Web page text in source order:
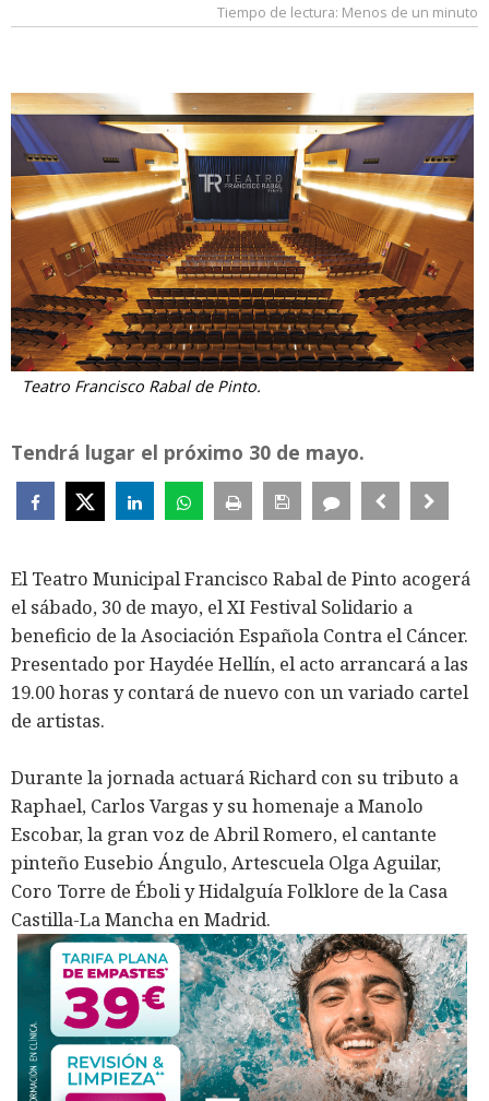
Tiempo de lectura: Menos de un minuto
Teatro Francisco Rabal de Pinto.
Tendrá lugar el próximo 30 de mayo.
El Teatro Municipal Francisco Rabal de Pinto acogerá
el sábado, 30 de mayo, el XI Festival Solidario a
beneficio de la Asociación Española Contra el Cáncer.
Presentado por Haydée Hellín, el acto arrancará a las
19.00 horas y contará de nuevo con un variado cartel
de artistas.
Durante la jornada actuará Richard con su tributo a
Raphael, Carlos Vargas y su homenaje a Manolo
Escobar, la gran voz de Abril Romero, el cantante
pinteño Eusebio Ángulo, Artescuela Olga Aguilar,
Coro Torre de Éboli y Hidalguía Folklore de la Casa
Castilla-La Mancha en Madrid.